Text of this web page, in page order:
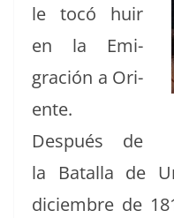
le tocó huir
en la Emi­
gración a Ori­
ente.
Después de
la Batal­la de
diciem­bre de